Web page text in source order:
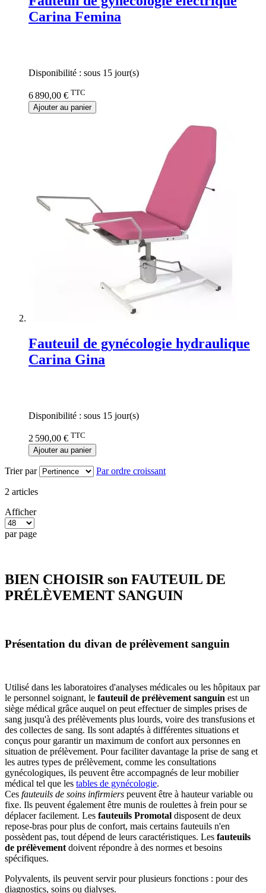
Carina Femina
Disponibilité : sous 15 jour(s)
6 890,00 € TTC
Ajouter au panier
Fauteuil de gynécologie hydraulique
Carina Gina
Disponibilité : sous 15 jour(s)
2 590,00 € TTC
Ajouter au panier
Trier par Par ordre croissant
2 articles
Afficher
par page
BIEN CHOISIR son FAUTEUIL DE
PRÉLÈVEMENT SANGUIN
Présentation du divan de prélèvement sanguin
Utilisé dans les laboratoires d'analyses médicales ou les hôpitaux par
le personnel soignant, le fauteuil de prélèvement sanguin est un
siège médical grâce auquel on peut effectuer de simples prises de
sang jusqu'à des prélèvements plus lourds, voire des transfusions et
des collectes de sang. Ils sont adaptés à différentes situations et
conçus pour garantir un maximum de confort aux personnes en
situation de prélèvement. Pour faciliter davantage la prise de sang et
les autres types de prélèvement, comme les consultations
gynécologiques, ils peuvent être accompagnés de leur mobilier
médical tel que les tables de gynécologie.
Ces fauteuils de soins infirmiers peuvent être à hauteur variable ou
fixe. Ils peuvent également être munis de roulettes à frein pour se
déplacer facilement. Les fauteuils Promotal disposent de deux
repose-bras pour plus de confort, mais certains fauteuils n'en
possèdent pas, tout dépend de leurs caractéristiques. Les fauteuils
de prélèvement doivent répondre à des normes et besoins
spécifiques.
Polyvalents, ils peuvent servir pour plusieurs fonctions : pour des
diagnostics, soins ou dialyses.